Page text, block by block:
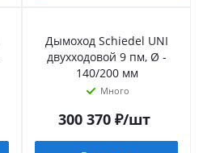
Дымоход Schiedel UNI
двухходовой 9 пм, Ø -
140/200 мм
Много
300 370₽/шт